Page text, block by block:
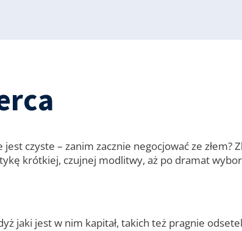
czyste – zanim zacznie negocjować ze
krótkiej, czujnej modlitwy, aż po dramat
jaki jest w nim kapitał, takich też pragnie